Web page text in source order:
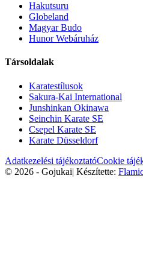
Hakutsuru
Globeland
Magyar Budo
Hunor Webáruház
Társoldalak
Karatestílusok
Sakura-Kai International
Junshinkan Okinawa
Seinchin Karate SE
Csepel Karate SE
Karate Düsseldorf
Adatkezelési tájékoztatóCookie
© 2026 - Gojukai| Készítette: